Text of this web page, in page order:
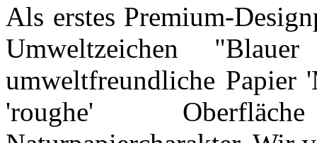
Als erstes Premium-
Umweltzeichen
umweltfreundliche Papier '
'roughe'